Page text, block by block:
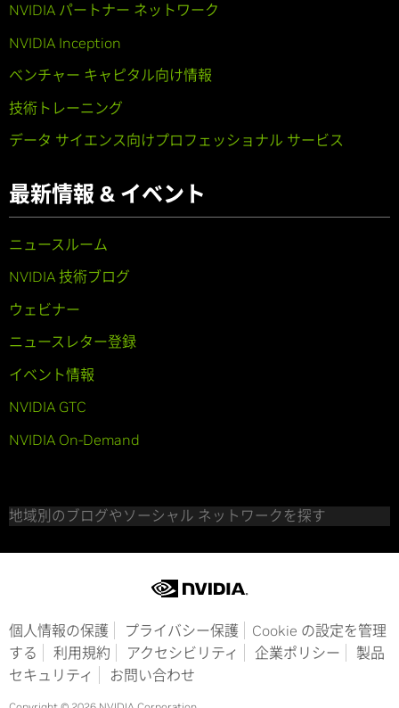
NVIDIA パートナー ネットワーク
NVIDIA Inception
ベンチャー キャピタル向け情報
技術トレーニング
データ サイエンス向けプロフェッショナル サービス
最新情報 & イベント
ニュースルーム
NVIDIA 技術ブログ
ウェビナー
ニュースレター登録
イベント情報
NVIDIA GTC
NVIDIA On-Demand
地域別のブログやソーシャル ネットワークを探す
個人情報の保護 プライバシー保護
Cookie の設定を管理
する
利用規約 アクセシビリティ 企業ポリシー
製品
セキュリティ
お問い合わせ